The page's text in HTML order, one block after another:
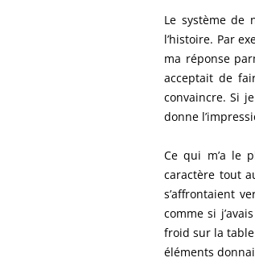
Le système de
l’histoire. Par
ma réponse
acceptait de
convaincre. Si
donne
Ce qui m’a le
caractère tout
s’affrontaient
comme si
froid sur la
éléments